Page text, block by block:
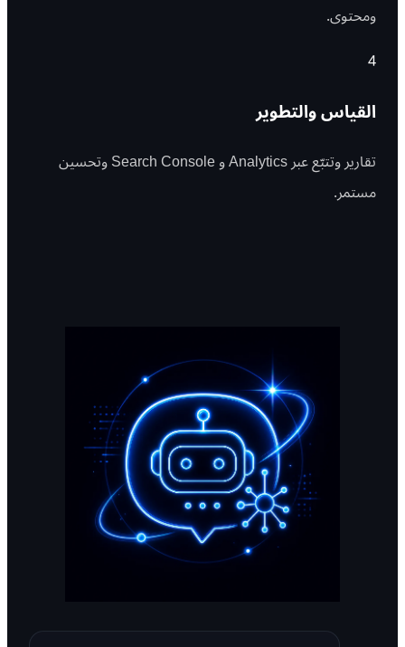
ومحتوى.
4
القياس والتطوير
تقارير وتتبّع عبر Analytics و Search Console وتحسين
مستمر.